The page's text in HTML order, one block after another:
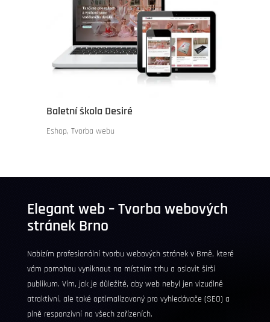
Baletní škola Desiré
Eshop, Tvorba webu
Elegant web – Tvorba webových
stránek Brno
Nabízím profesionální tvorbu webových stránek v Brně, které
vám pomohou vyniknout na místním trhu a oslovit širší
publikum. Vím, jak je důležité, aby web nebyl jen vizuálně
atraktivní, ale také optimalizovaný pro vyhledávače (SEO) a
plně responzivní na všech zařízeních.